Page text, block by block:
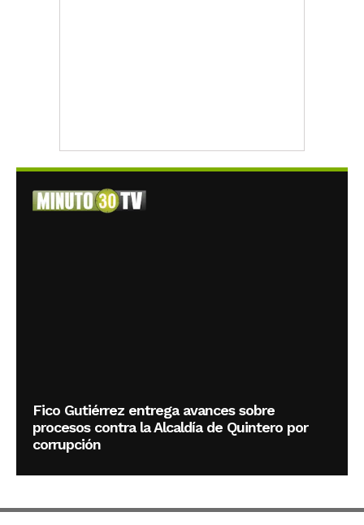
Fico Gutiérrez entrega avances sobre
procesos contra la Alcaldía de Quintero por
corrupción